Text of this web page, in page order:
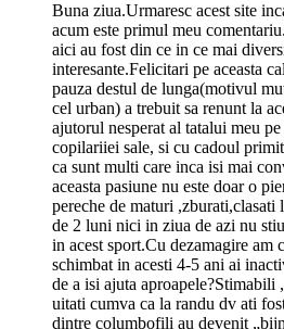
Buna ziua.Urmaresc acest site
acum este primul meu
aici au fost din ce in ce mai
interesante.Felicitari pe aceasta
pauza destul de lunga(motivul
cel urban) a trebuit sa renunt la
ajutorul nesperat al tatalui meu
copilariiei sale, si cu cadoul
ca sunt multi care inca isi mai
aceasta pasiune nu este doar o
pereche de maturi ,zburati,clasati
de 2 luni nici in ziua de azi nu
in acest sport.Cu dezamagire am
schimbat in acesti 4-5 ani ai
de a isi ajuta
uitati cumva ca la randu dv ati
dintre columbofili au devenit